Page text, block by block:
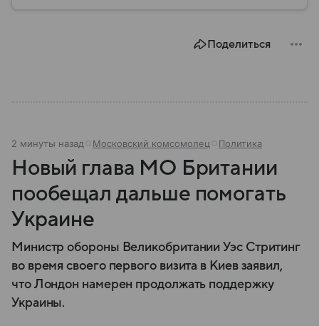
Поделиться
2 минуты назад Московский комсомолец Политика
Новый глава МО Британии
пообещал дальше помогать
Украине
Министр обороны Великобритании Уэс Стритинг
во время своего первого визита в Киев заявил,
что Лондон намерен продолжать поддержку
Украины.